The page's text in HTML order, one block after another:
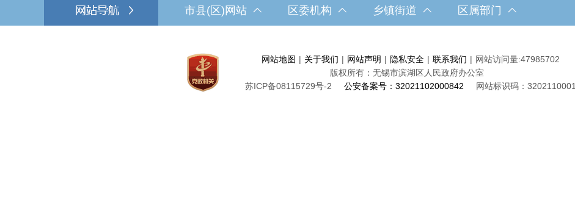
市县(区)网站 区委机构 乡镇街道 区属部门
网站地图 | 关于我们 | 网站声明 | 隐私安全 | 联系我们 | 网站访问量:47985702
版权所有：无锡市滨湖区人民政府办公室
苏ICP备08115729号-2
公安备案号：32021102000842 网站标识码：3202110001